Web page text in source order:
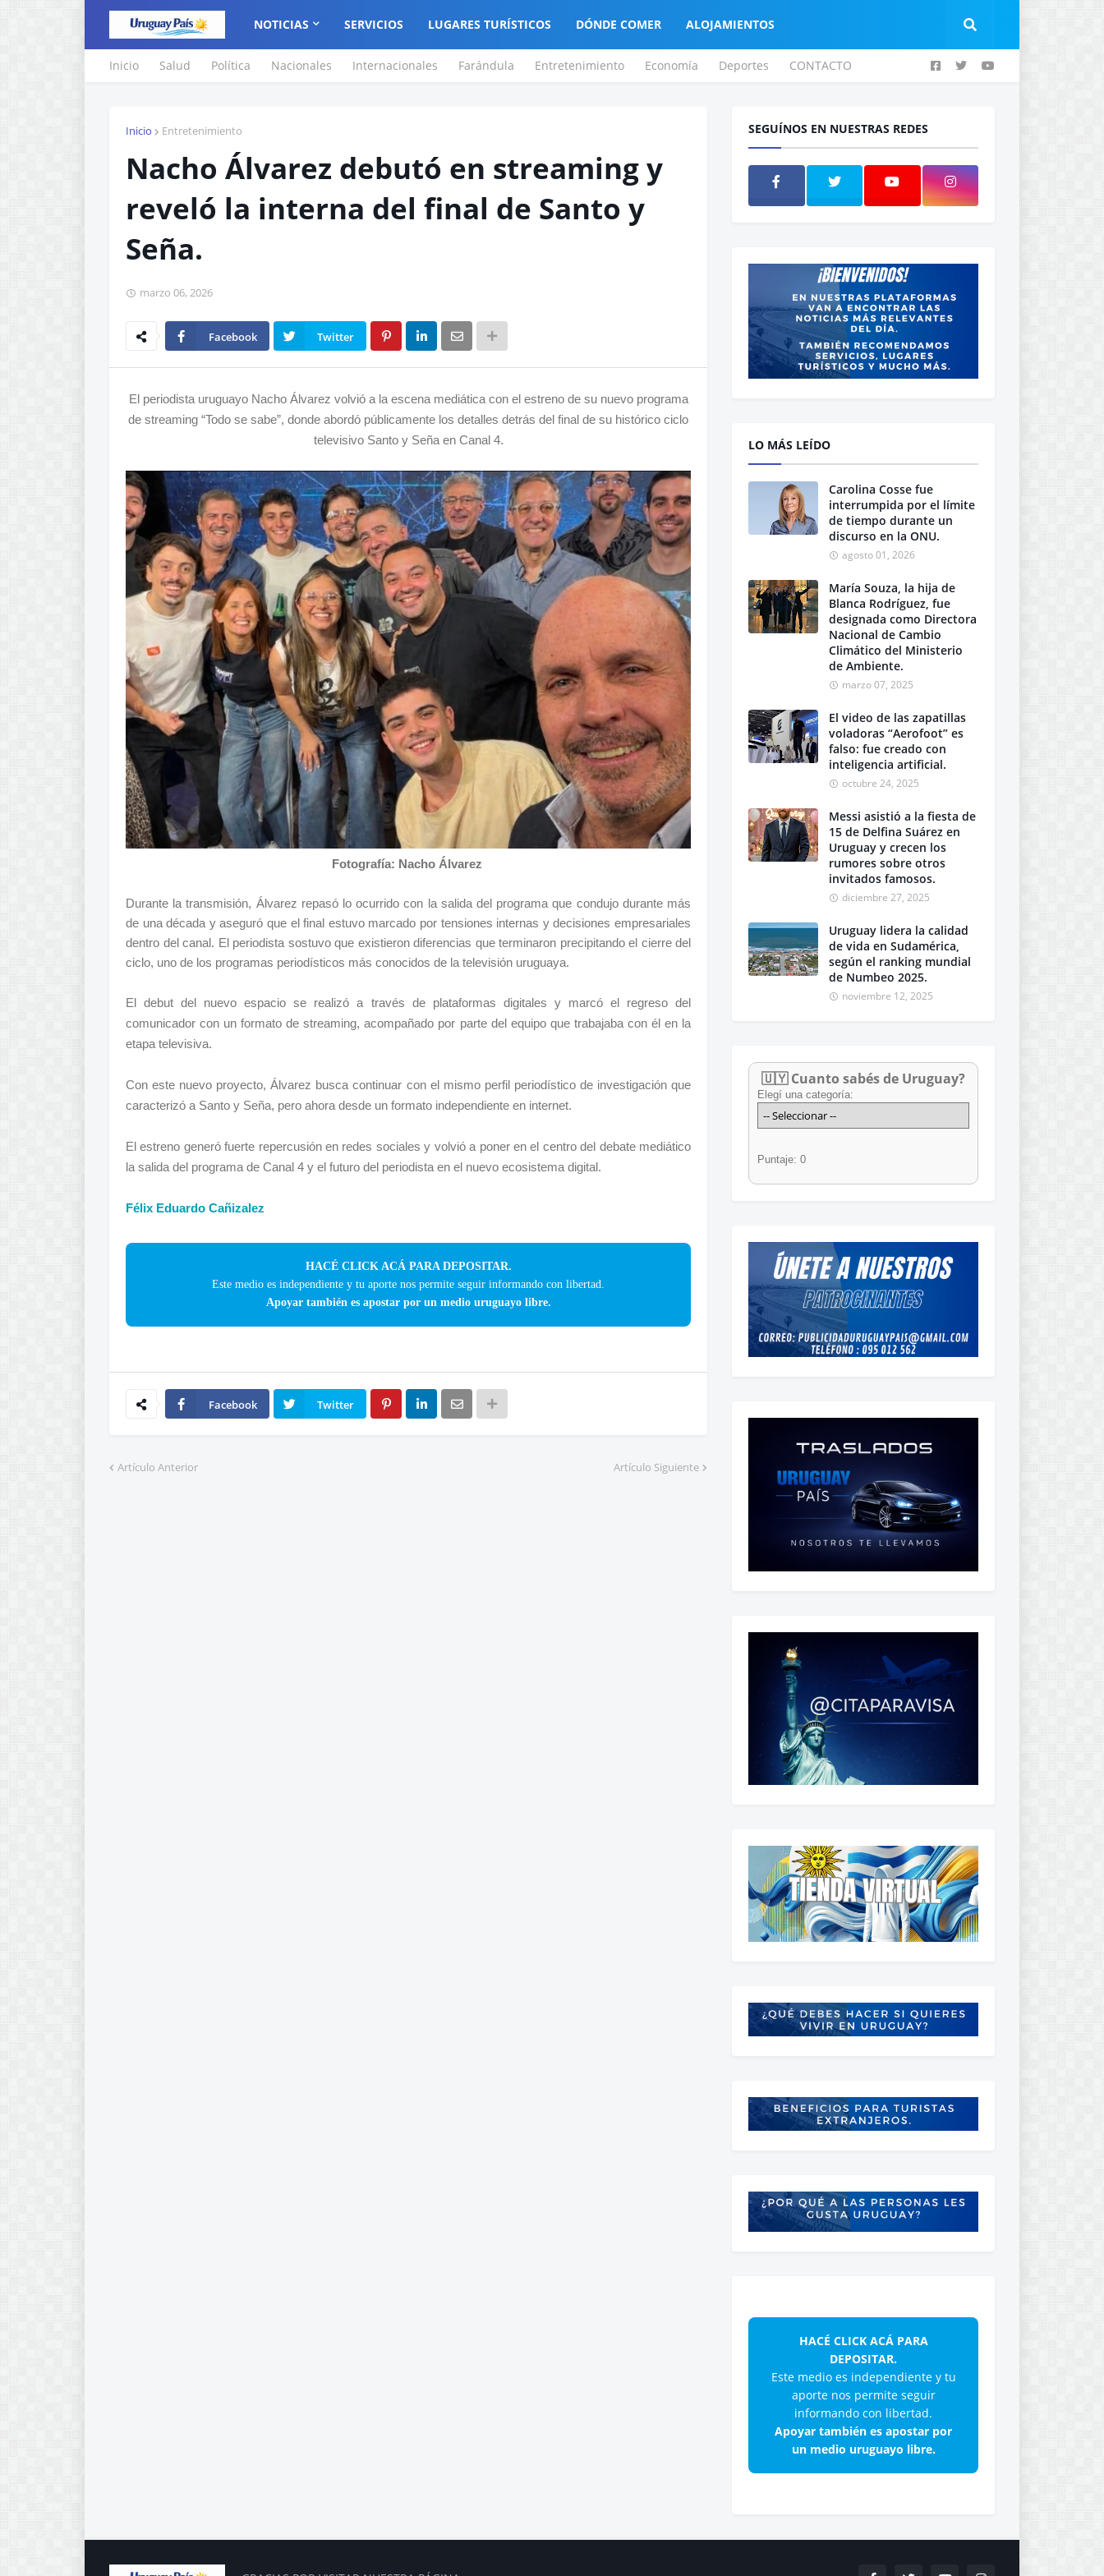
NOTICIAS SERVICIOS LUGARES TURÍSTICOS DÓNDE COMER ALOJAMIENTOS
Inicio Salud Política Nacionales Internacionales Farándula Entretenimiento Economía Deportes CONTACTO
Inicio Entretenimiento
Nacho Álvarez debutó en streaming y
reveló la interna del final de Santo y
Seña.
marzo 06, 2026
Facebook Twitter
El periodista uruguayo Nacho Álvarez volvió a la escena mediática con el estreno de su nuevo programa
de streaming “Todo se sabe”, donde abordó públicamente los detalles detrás del final de su histórico ciclo
televisivo Santo y Seña en Canal 4.
Fotografía: Nacho Álvarez
Durante la transmisión, Álvarez repasó lo ocurrido con la salida del programa que condujo durante más
de una década y aseguró que el final estuvo marcado por tensiones internas y decisiones empresariales
dentro del canal. El periodista sostuvo que existieron diferencias que terminaron precipitando el cierre del
ciclo, uno de los programas periodísticos más conocidos de la televisión uruguaya.
El debut del nuevo espacio se realizó a través de plataformas digitales y marcó el regreso del
comunicador con un formato de streaming, acompañado por parte del equipo que trabajaba con él en la
etapa televisiva.
Con este nuevo proyecto, Álvarez busca continuar con el mismo perfil periodístico de investigación que
caracterizó a Santo y Seña, pero ahora desde un formato independiente en internet.
El estreno generó fuerte repercusión en redes sociales y volvió a poner en el centro del debate mediático
la salida del programa de Canal 4 y el futuro del periodista en el nuevo ecosistema digital.
Félix Eduardo Cañizalez
HACÉ CLICK ACÁ PARA DEPOSITAR.
Este medio es independiente y tu aporte nos permite seguir informando con libertad.
Apoyar también es apostar por un medio uruguayo libre.
Facebook Twitter
Artículo Anterior Artículo Siguiente
SEGUÍNOS EN NUESTRAS REDES
LO MÁS LEÍDO
Carolina Cosse fue
interrumpida por el límite
de tiempo durante un
discurso en la ONU.
agosto 01, 2026
María Souza, la hija de
Blanca Rodríguez, fue
designada como Directora
Nacional de Cambio
Climático del Ministerio
de Ambiente.
marzo 07, 2025
El video de las zapatillas
voladoras “Aerofoot” es
falso: fue creado con
inteligencia artificial.
octubre 24, 2025
Messi asistió a la fiesta de
15 de Delfina Suárez en
Uruguay y crecen los
rumores sobre otros
invitados famosos.
diciembre 27, 2025
Uruguay lidera la calidad
de vida en Sudamérica,
según el ranking mundial
de Numbeo 2025.
noviembre 12, 2025
🇺🇾 Cuanto sabés de Uruguay?
Elegí una categoría:
Puntaje: 0
HACÉ CLICK ACÁ PARA
DEPOSITAR.
Este medio es independiente y tu
aporte nos permite seguir
informando con libertad.
Apoyar también es apostar por
un medio uruguayo libre.